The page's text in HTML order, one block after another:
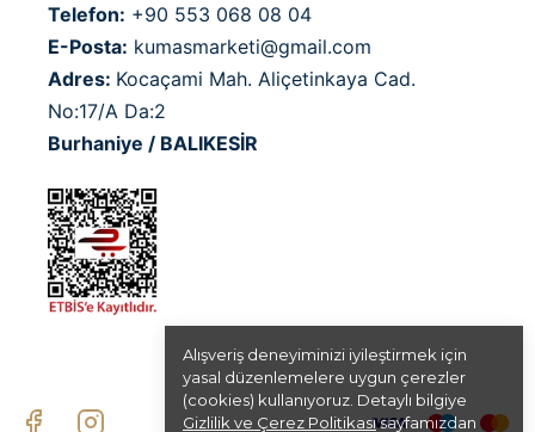
Alışveriş deneyiminizi iyileştirmek için
yasal düzenlemelere uygun çerezler
(cookies) kullanıyoruz. Detaylı bilgiye
Gizlilik ve Çerez Politikasısayfamızdan
Telefon: +90 553 068 08 04
E-Posta: kumasmarketi@gmail.com
Adres: Kocaçami Mah. Aliçetinkaya Cad.
No:17/A Da:2
Burhaniye / BALIKESİR